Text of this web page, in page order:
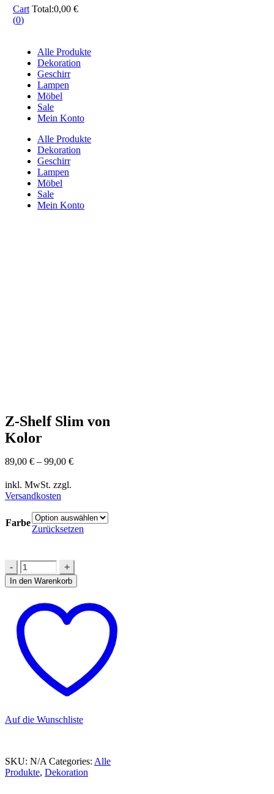
Cart Total:0,00 €
(0)
Alle Produkte
Dekoration
Geschirr
Lampen
Möbel
Sale
Mein Konto
Alle Produkte
Dekoration
Geschirr
Lampen
Möbel
Sale
Mein Konto
Z-Shelf Slim von
Kolor
89,00 € – 99,00 €
inkl. MwSt. zzgl.
Versandkosten
Farbe
Zurücksetzen
In den Warenkorb
Auf die Wunschliste
SKU: N/A Categories: Alle
Produkte, Dekoration